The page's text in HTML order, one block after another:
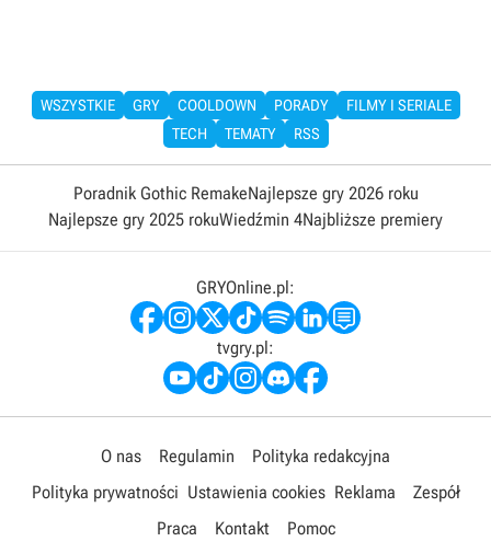
WSZYSTKIE GRY COOLDOWN PORADY
FILMY I SERIALE
TECH
TEMATY RSS
Poradnik Gothic RemakeNajlepsze gry 2026 roku
Najlepsze gry 2025 rokuWiedźmin 4Najbliższe premiery
GRYOnline.pl:
tvgry.pl:
O nas Regulamin
Polityka redakcyjna
Polityka prywatności Ustawienia cookies Reklama
Zespół
Praca
Kontakt Pomoc